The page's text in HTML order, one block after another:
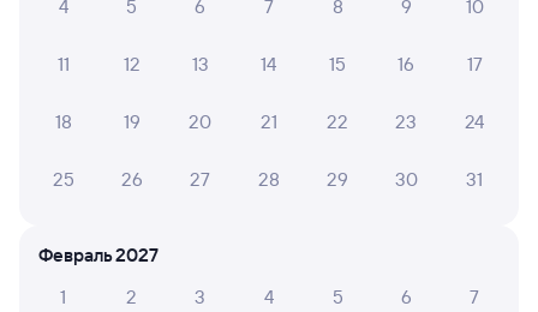
Емца
Вологда-1
11:02 19:29
8 ч 27 м в пути
от 2 ⁠712 ⁠₽ 4 ⁠265 ⁠₽
4 5 6 7 8 9 10
11 12 13 14 15 16 17
18 19 20 21 22 23 24
25 26 27 28 29 30 31
Февраль 2027
1
2 3 4 5 6 7